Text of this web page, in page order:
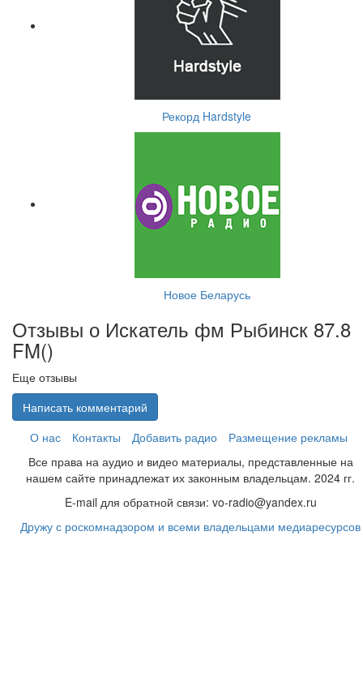
Рекорд Hardstyle
Новое Беларусь
Отзывы о Искатель фм Рыбинск 87.8
FM()
Еще отзывы
Написать комментарий
О нас
Контакты Добавить радио
Размещение рекламы
Все права на аудио и видео материалы, представленные на
нашем сайте принадлежат их законным владельцам. 2024 гг.
E-mail для обратной связи: vo-radio@yandex.ru
Дружу с роскомнадзором и всеми владельцами медиаресурсов